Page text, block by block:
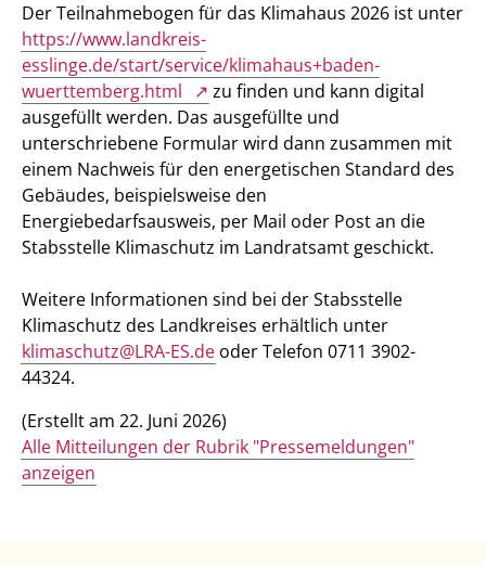
Der Teilnahmebogen für das Klimahaus 2026 ist unter
https://www.landkreis-
esslinge.de/start/service/klimahaus+baden-
wuerttemberg.html
zu finden und kann digital
ausgefüllt werden. Das ausgefüllte und
unterschriebene Formular wird dann zusammen mit
einem Nachweis für den energetischen Standard des
Gebäudes, beispielsweise den
Energiebedarfsausweis, per Mail oder Post an die
Stabsstelle Klimaschutz im Landratsamt geschickt.
Weitere Informationen sind bei der Stabsstelle
Klimaschutz des Landkreises erhältlich unter
klimaschutz@LRA-ES.de oder Telefon 0711 3902-
44324.
(Erstellt am 22. Juni 2026)
Alle Mitteilungen der Rubrik "Pressemeldungen"
anzeigen